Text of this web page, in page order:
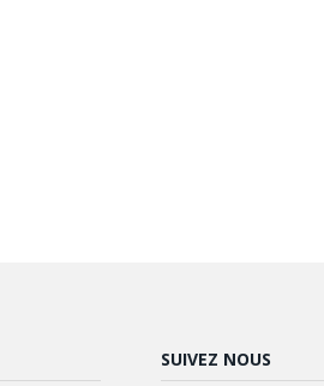
SUIVEZ NOUS